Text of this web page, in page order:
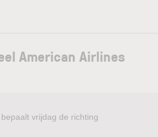
American Airlines
vrijdag de richting